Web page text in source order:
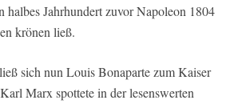
halbes Jahrhundert zuvor Napoleon 1804
krönen ließ.
sich nun Louis Bonaparte zum Kaiser
Marx spottete in der lesenswerten